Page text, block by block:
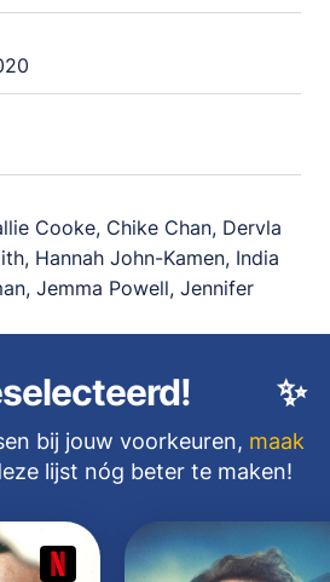
Cooke, Chike Chan, Dervla
Hannah John-Kamen, India
Jemma Powell, Jennifer
✨
bij jouw voorkeuren, maak
lijst nóg beter te maken!